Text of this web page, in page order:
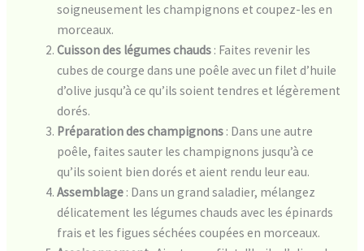
soigneusement les champignons et coupez-les en
morceaux.
Cuisson des légumes chauds : Faites revenir les
cubes de courge dans une poêle avec un filet d’huile
d’olive jusqu’à ce qu’ils soient tendres et légèrement
dorés.
Préparation des champignons : Dans une autre
poêle, faites sauter les champignons jusqu’à ce
qu’ils soient bien dorés et aient rendu leur eau.
Assemblage : Dans un grand saladier, mélangez
délicatement les légumes chauds avec les épinards
frais et les figues séchées coupées en morceaux.